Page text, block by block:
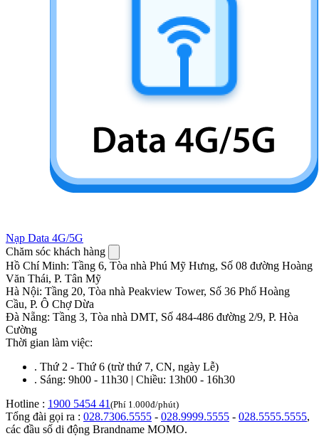
Nạp Data 4G/5G
Chăm sóc khách hàng
Hồ Chí Minh: Tầng 6, Tòa nhà Phú Mỹ Hưng, Số 08 đường Hoàng
Văn Thái, P. Tân Mỹ
Hà Nội: Tầng 20, Tòa nhà Peakview Tower, Số 36 Phố Hoàng
Cầu, P. Ô Chợ Dừa
Đà Nẵng: Tầng 3, Tòa nhà DMT, Số 484-486 đường 2/9, P. Hòa
Cường
Thời gian làm việc:
. Thứ 2 - Thứ 6 (trừ thứ 7, CN, ngày Lễ)
. Sáng: 9h00 - 11h30 | Chiều: 13h00 - 16h30
Hotline : 1900 5454 41 (Phí 1.000đ/phút)
Tổng đài gọi ra : 028.7306.5555 - 028.9999.5555 - 028.5555.5555,
các đầu số di động Brandname MOMO.